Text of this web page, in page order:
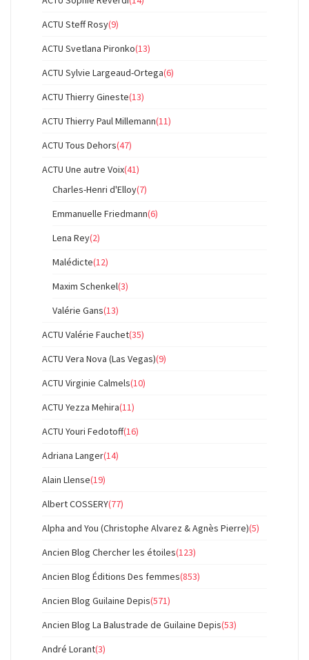
ACTU Steff Rosy(9)
ACTU Svetlana Pironko(13)
ACTU Sylvie Largeaud-Ortega(6)
ACTU Thierry Gineste(13)
ACTU Thierry Paul Millemann(11)
ACTU Tous Dehors(47)
ACTU Une autre Voix(41)
Charles-Henri d'Elloy(7)
Emmanuelle Friedmann(6)
Lena Rey(2)
Malédicte(12)
Maxim Schenkel(3)
Valérie Gans(13)
ACTU Valérie Fauchet(35)
ACTU Vera Nova (Las Vegas)(9)
ACTU Virginie Calmels(10)
ACTU Yezza Mehira(11)
ACTU Youri Fedotoff(16)
Adriana Langer(14)
Alain Llense(19)
Albert COSSERY(77)
Alpha and You (Christophe Alvarez & Agnès Pierre)(5)
Ancien Blog Chercher les étoiles(123)
Ancien Blog Éditions Des femmes(853)
Ancien Blog Guilaine Depis(571)
Ancien Blog La Balustrade de Guilaine Depis(53)
André Lorant(3)